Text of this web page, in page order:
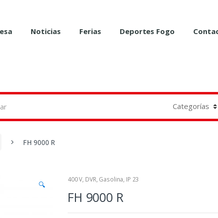
Noticias Ferias Deportes Fogo
FH 9000 R
🔍
400 V, DVR, Gasolina, IP 23
FH 9000 R